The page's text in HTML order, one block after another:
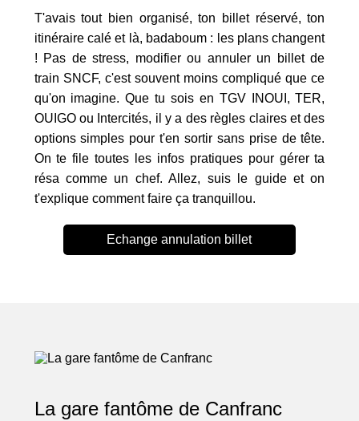
T'avais tout bien organisé, ton billet réservé, ton
itinéraire calé et là, badaboum : les plans changent
! Pas de stress, modifier ou annuler un billet de
train SNCF, c'est souvent moins compliqué que ce
qu'on imagine. Que tu sois en TGV INOUI, TER,
OUIGO ou Intercités, il y a des règles claires et des
options simples pour t'en sortir sans prise de tête.
On te file toutes les infos pratiques pour gérer ta
résa comme un chef. Allez, suis le guide et on
t'explique comment faire ça tranquillou.
Echange annulation billet
La gare fantôme de Canfranc